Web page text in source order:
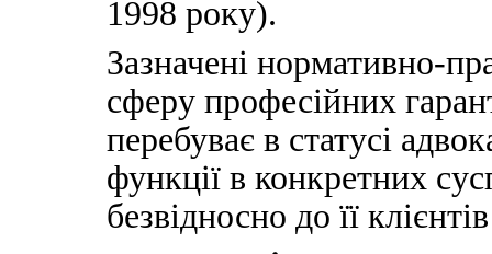
1998 року).
Зазначені нормативно-
сферу професійних
перебуває в статусі
функції в конкретних
безвідносно до її